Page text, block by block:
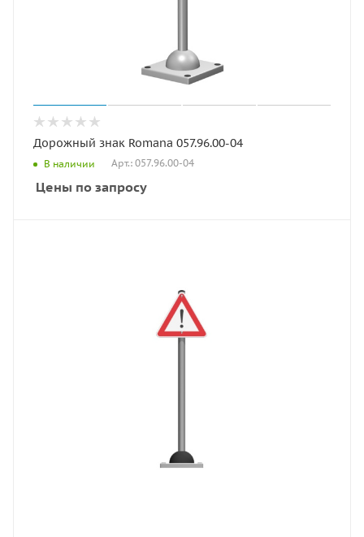
Дорожный знак Romana 057.96.00-04
В наличии Арт.: 057.96.00-04
Цены по запросу